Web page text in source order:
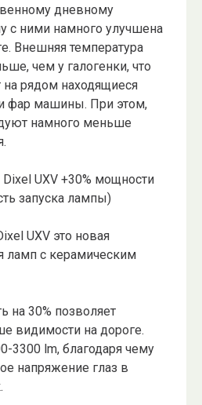
дневному
с ними намного улучшена
Внешняя температура
чем у галогенки, что
на рядом находящиеся
фар машины. При этом,
намного меньше
UXV +30% мощности
запуска лампы)
UXV это новая
ламп с керамическим
на 30% позволяет
видимости на дороге.
3300 lm, благодаря чему
напряжение глаз в